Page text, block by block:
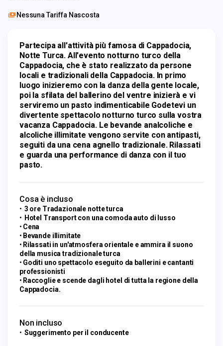
Nessuna Tariffa Nascosta
Partecipa all'attività più famosa di Cappadocia,
Notte Turca. All'evento notturno turco della
Cappadocia, che è stato realizzato da persone
locali e tradizionali della Cappadocia. In primo
luogo inizieremo con la danza della gente locale,
poi la sfilata del ballerino del ventre inizierà e vi
serviremo un pasto indimenticabile Godetevi un
divertente spettacolo notturno turco sulla vostra
vacanza Cappadocia. Le bevande analcoliche e
alcoliche illimitate vengono servite con antipasti,
seguiti da una cena agnello tradizionale. Rilassati
e guarda una performance di danza con il tuo
pasto.
Cosa è incluso
3 ore Tradazionale notte turca
Hotel Transport con una comoda auto di lusso
Cena
Bevande illimitate
Rilassati in un'atmosfera orientale e ammira il suono
della musica tradizionale turca
Goditi uno spettacolo eseguito da ballerini e cantanti
professionisti
Raccoglie e scende dagli hotel di tutta la regione della
Cappadocia.
Non incluso
Suggerimento per il conducente